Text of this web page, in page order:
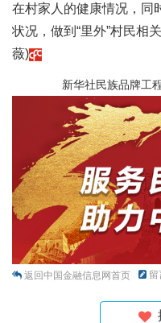
在村家人的健康情况，同
状况，做到“里外”村民相
薇)
新华社民族品牌工
返回中国金融信息网首页 留